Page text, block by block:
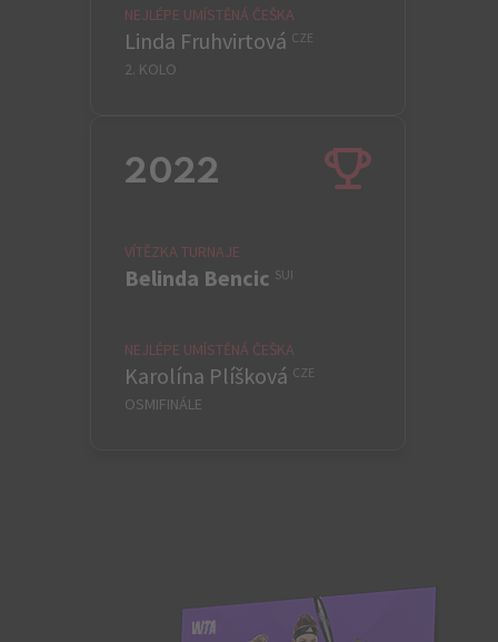
NEJLÉPE UMÍSTĚNÁ ČEŠKA
Linda Fruhvirtová CZE
2. KOLO
2022
VÍTĚZKA TURNAJE
Belinda Bencic SUI
NEJLÉPE UMÍSTĚNÁ ČEŠKA
Karolína Plíšková CZE
OSMIFINÁLE